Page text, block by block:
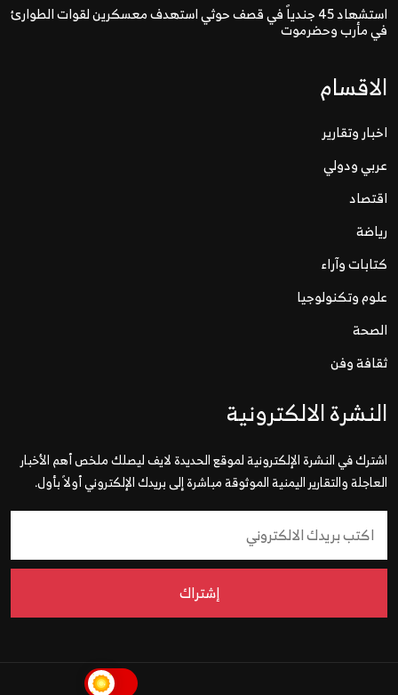
استشهاد 45 جندياً في قصف حوثي استهدف معسكرين لقوات الطوارئ
في مأرب وحضرموت
الاقسام
اخبار وتقارير
عربي ودولي
اقتصاد
رياضة
كتابات وآراء
علوم وتكنولوجيا
الصحة
ثقافة وفن
النشرة الالكترونية
اشترك في النشرة الإلكترونية لموقع الحديدة لايف ليصلك ملخص أهم الأخبار
العاجلة والتقارير اليمنية الموثوقة مباشرة إلى بريدك الإلكتروني أولاً بأول.
إشتراك